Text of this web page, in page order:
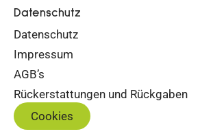
Datenschutz
Datenschutz
Impressum
AGB’s
Rückerstattungen und Rückgaben
Cookies